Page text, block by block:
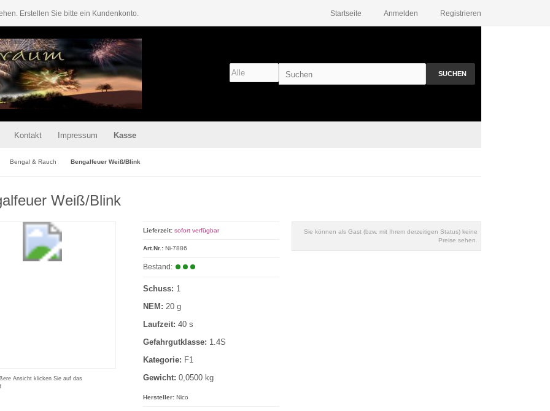
Erstellen Sie bitte ein Kundenkonto. Registrieren
Anmelden
Startseite
SUCHEN
Kontakt Impressum Kasse
Bengal & Rauch Bengalfeuer Weiß/Blink
Weiß/Blink
Ansicht klicken Sie auf das
Sie können als Gast (bzw. mit Ihrem derzeitigen Status) keine
Preise sehen.
Lieferzeit: sofort verfügbar
Art.Nr.: Ni-7886
Bestand:
Schuss: 1
NEM: 20 g
Laufzeit: 40 s
Gefahrgutklasse: 1.4S
Kategorie: F1
Gewicht: 0,0500 kg
Hersteller: Nico